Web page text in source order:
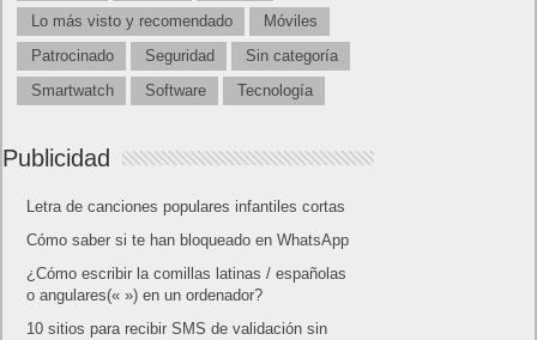
Lo más visto y recomendado
Móviles
Patrocinado
Seguridad
Sin categoría
Smartwatch
Software Tecnología
Publicidad
Letra de canciones populares infantiles cortas
Cómo saber si te han bloqueado en WhatsApp
¿Cómo escribir la comillas latinas / españolas
o angulares(« ») en un ordenador?
10 sitios para recibir SMS de validación sin